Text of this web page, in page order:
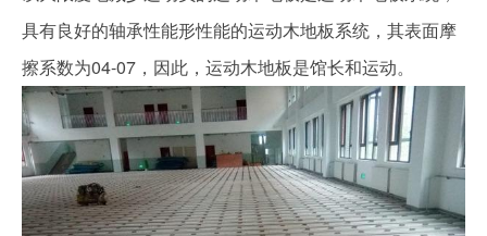
具有良好的轴承性能形性能的运动木地板系统，其表面摩
擦系数为04-07，因此，运动木地板是馆长和运动。